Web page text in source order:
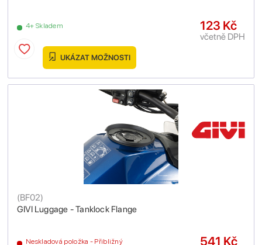
4+ Skladem 123 Kč
včetně DPH
UKÁZAT MOŽNOSTI
GIVI Luggage - Tanklock Flange
(BF02)
Neskladová položka - Přibližný 541 Kč